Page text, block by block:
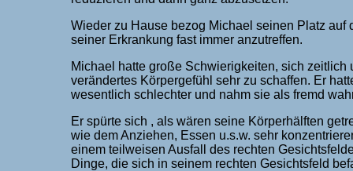
Wieder zu Hause bezog Michael seinen Platz auf
seiner Erkrankung fast immer anzutreffen.
Michael hatte große Schwierigkeiten, sich
verändertes Körpergefühl sehr zu schaffen. Er
wesentlich schlechter und nahm sie als fremd
Er spürte sich , als wären seine Körperhälften
wie dem Anziehen, Essen u.s.w. sehr
einem teilweisen Ausfall des rechten
Dinge, die sich in seinem rechten Gesichtsfeld